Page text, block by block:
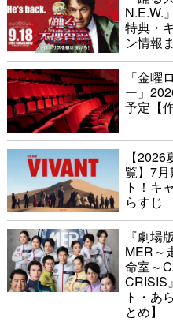
N.E.W.
特典・
ン情報
「金曜
ー」
予定【
【
覧】7
ト！キ
らすじ
『劇場
MER～
命室～
CRISIS
ト・あ
とめ】